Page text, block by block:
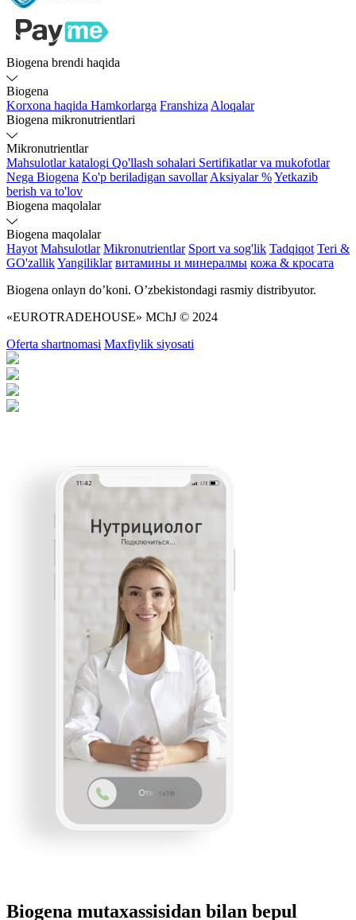
Biogena brendi haqida
Biogena
Korxona haqida Hamkorlarga Franshiza Aloqalar
Biogena mikronutrientlari
Mikronutrientlar
Mahsulotlar katalogi Qo'llash sohalari Sertifikatlar va mukofotlar
Nega Biogena Ko'p beriladigan savollar Aksiyalar %Yetkazib
berish va to'lov
Biogena maqolalar
Biogena maqolalar
Hayot Mahsulotlar Mikronutrientlar Sport va sog'lik Tadqiqot Teri &
GO'zallikYangiliklar витамины и минералмы кожа & кросата
Biogena onlayn do’koni. O’zbekistondagi rasmiy distribyutor.
«EUROTRADEHOUSE» MChJ © 2024
Oferta shartnomasi Maxfiylik siyosati
Biogena mutaxassisidan bilan bepul